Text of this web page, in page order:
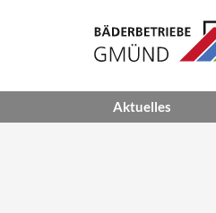
Aktuelles